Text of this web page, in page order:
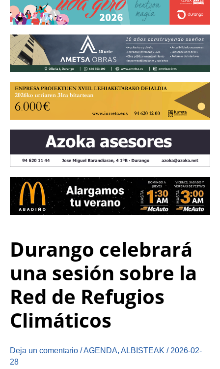
Durango celebrará
una sesión sobre la
Red de Refugios
Climáticos
Deja un comentario /AGENDA, ALBISTEAK / 2026-02-
28